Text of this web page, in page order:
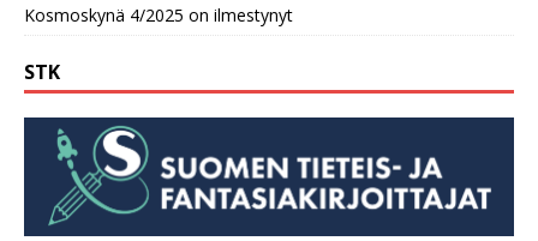
Kosmoskynä 4/2025 on ilmestynyt
STK